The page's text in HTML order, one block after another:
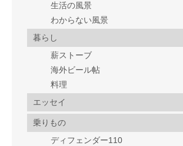
生活の風景
わからない風景
暮らし
薪ストーブ
海外ビール帖
料理
エッセイ
乗りもの
ディフェンダー110